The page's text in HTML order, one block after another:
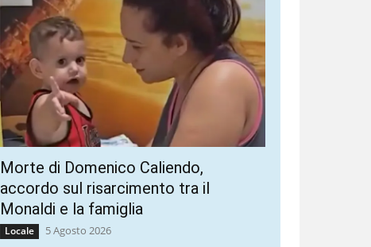
Morte di Domenico Caliendo,
accordo sul risarcimento tra il
Monaldi e la famiglia
Locale 5 Agosto 2026